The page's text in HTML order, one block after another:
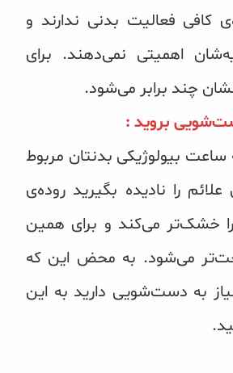
کافی فعالیت بدنی ندارند و
اهمیتی نمی‌دهند. برای
چند برابر می‌شود.
بروید :
بیولوژیکی بدنتان مربوط
را نادیده بگیرید روده‌ی
را خشک‌تر می‌کند و برای همین
می‌شود. به محض این که
به دست‌شویی دارید به این